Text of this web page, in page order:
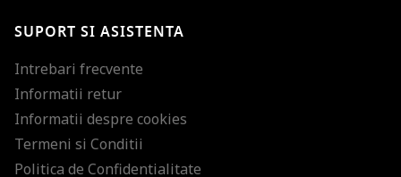
ultimele tendinte in moda!
SUPORT SI ASISTENTA
Intrebari frecvente
Informatii retur
Informatii despre cookies
Termeni si Conditii
Politica de Confidentialitate